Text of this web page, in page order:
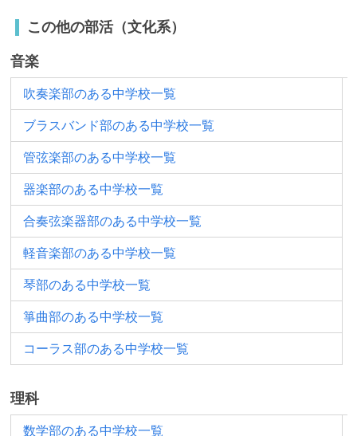
この他の部活（文化系）
音楽
吹奏楽部のある中学校一覧
ブラスバンド部のある中学校一覧
管弦楽部のある中学校一覧
器楽部のある中学校一覧
合奏弦楽器部のある中学校一覧
軽音楽部のある中学校一覧
琴部のある中学校一覧
箏曲部のある中学校一覧
コーラス部のある中学校一覧
理科
数学部のある中学校一覧